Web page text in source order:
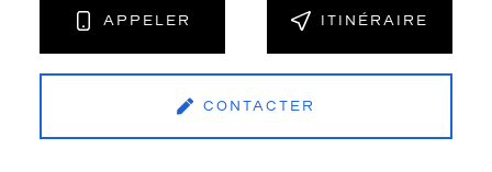
APPELER ITINÉRAIRE
CONTACTER